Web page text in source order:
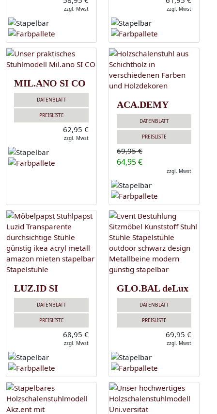
zzgl. Mwst zzgl. Mwst
MIL.ANO SI CO
DATENBLATT
PREISLISTE
62,95 €
zzgl. Mwst
ACA.DEMY
DATENBLATT
PREISLISTE
69,95 €
64,95 €
zzgl. Mwst
LUZ.ID SI
DATENBLATT
PREISLISTE
68,95 €
zzgl. Mwst
GLO.BAL deLux
DATENBLATT
PREISLISTE
69,95 €
zzgl. Mwst